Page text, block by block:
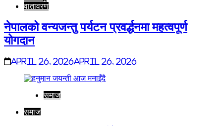
वातावरण
नेपालको वन्यजन्तु पर्यटन प्रवर्द्धनमा महत्वपूर्ण
योगदान
April 26, 2026April 26, 2026
समाज
समाज